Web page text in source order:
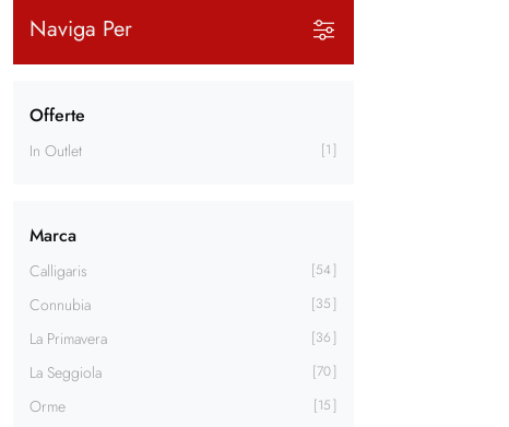
Naviga Per
Offerte
In Outlet 1
Marca
Calligaris 54
Connubia 35
La Primavera 36
La Seggiola 70
Orme 15